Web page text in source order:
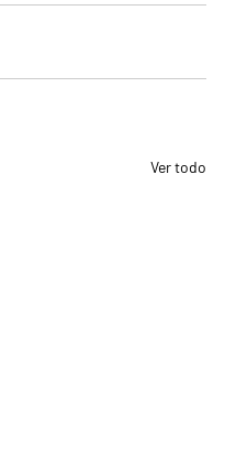
Ver todo